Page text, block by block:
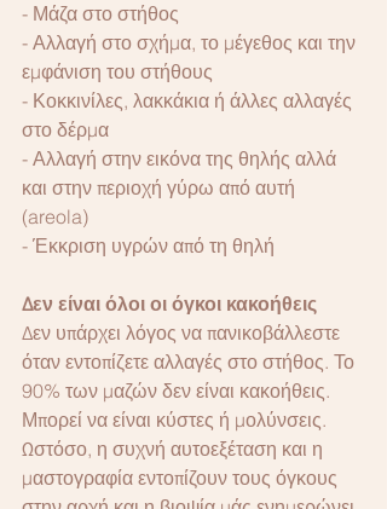
- Μάζα στο στήθος
- Αλλαγή στο σχήμα, το μέγεθος και την
εμφάνιση του στήθους
- Κοκκινίλες, λακκάκια ή άλλες αλλαγές
στο δέρμα
- Αλλαγή στην εικόνα της θηλής αλλά
και στην περιοχή γύρω από αυτή
(areola)
- Έκκριση υγρών από τη θηλή
Δεν είναι όλοι οι όγκοι κακοήθεις
Δεν υπάρχει λόγος να πανικοβάλλεστε
όταν εντοπίζετε αλλαγές στο στήθος. Το
90% των μαζών δεν είναι κακοήθεις.
Μπορεί να είναι κύστες ή μολύνσεις.
Ωστόσο, η συχνή αυτοεξέταση και η
μαστογραφία εντοπίζουν τους όγκους